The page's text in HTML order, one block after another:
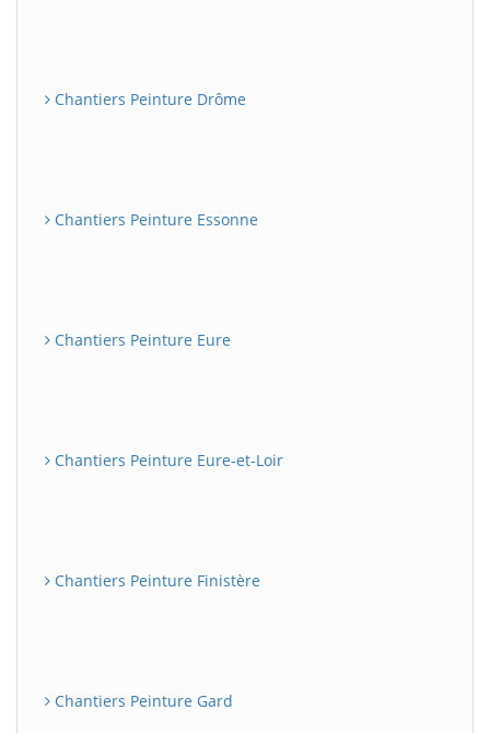
Chantiers Peinture Drôme
Chantiers Peinture Essonne
Chantiers Peinture Eure
Chantiers Peinture Eure-et-Loir
Chantiers Peinture Finistère
Chantiers Peinture Gard